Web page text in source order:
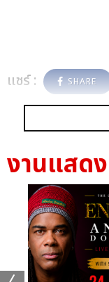
แชร์ : SHARE
งานแสดง